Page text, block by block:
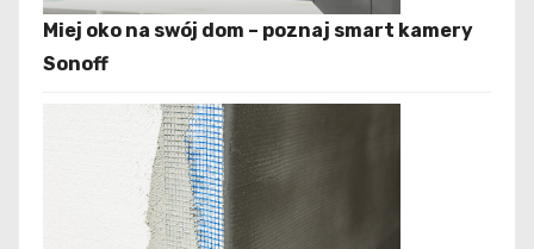
Miej oko na swój dom – poznaj smart kamery
Sonoff